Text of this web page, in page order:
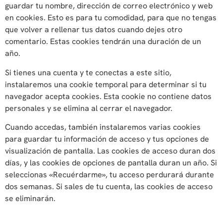
guardar tu nombre, dirección de correo electrónico y web
en cookies. Esto es para tu comodidad, para que no tengas
que volver a rellenar tus datos cuando dejes otro
comentario. Estas cookies tendrán una duración de un
año.
Si tienes una cuenta y te conectas a este sitio,
instalaremos una cookie temporal para determinar si tu
navegador acepta cookies. Esta cookie no contiene datos
personales y se elimina al cerrar el navegador.
Cuando accedas, también instalaremos varias cookies
para guardar tu información de acceso y tus opciones de
visualización de pantalla. Las cookies de acceso duran dos
días, y las cookies de opciones de pantalla duran un año. Si
seleccionas «Recuérdarme», tu acceso perdurará durante
dos semanas. Si sales de tu cuenta, las cookies de acceso
se eliminarán.